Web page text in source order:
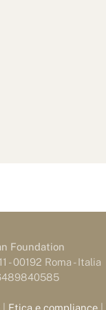
Foundation
- 00192 Roma - Italia
Etica e compliance